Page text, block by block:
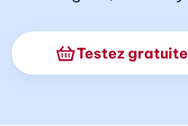
Testez